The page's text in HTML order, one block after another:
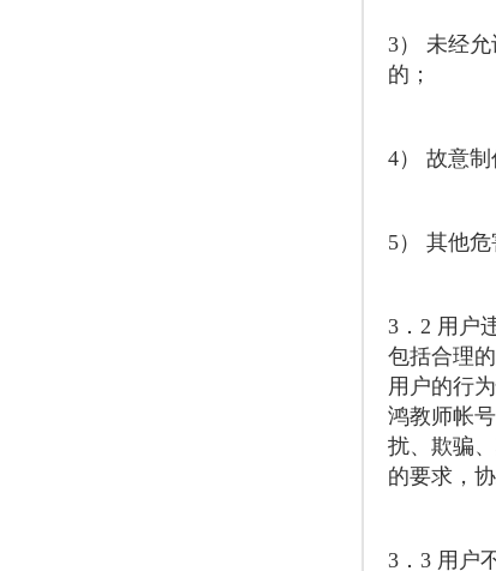
3） 未经
的；
4） 故意
5） 其他
3．2 用户
包括合理
用户的行
鸿教师帐
扰、欺骗
的要求，协
3．3 用户